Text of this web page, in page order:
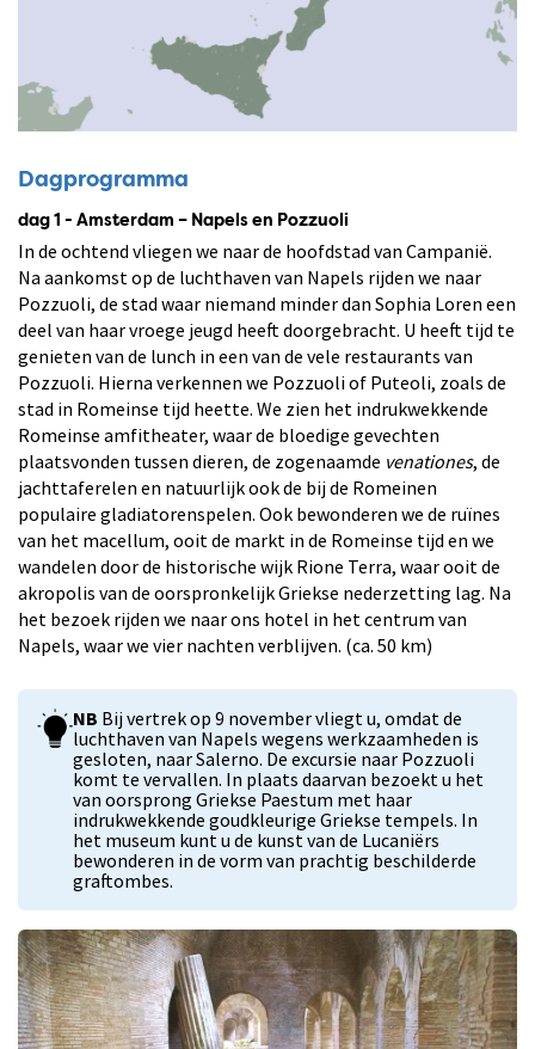
Dagprogramma
dag 1 - Amsterdam – Napels en Pozzuoli
In de ochtend vliegen we naar de hoofdstad van Campanië.
Na aankomst op de luchthaven van Napels rijden we naar
Pozzuoli, de stad waar niemand minder dan Sophia Loren een
deel van haar vroege jeugd heeft doorgebracht. U heeft tijd te
genieten van de lunch in een van de vele restaurants van
Pozzuoli. Hierna verkennen we Pozzuoli of Puteoli, zoals de
stad in Romeinse tijd heette. We zien het indrukwekkende
Romeinse amfitheater, waar de bloedige gevechten
plaatsvonden tussen dieren, de zogenaamde venationes, de
jachttaferelen en natuurlijk ook de bij de Romeinen
populaire gladiatorenspelen. Ook bewonderen we de ruïnes
van het macellum, ooit de markt in de Romeinse tijd en we
wandelen door de historische wijk Rione Terra, waar ooit de
akropolis van de oorspronkelijk Griekse nederzetting lag. Na
het bezoek rijden we naar ons hotel in het centrum van
Napels, waar we vier nachten verblijven. (ca. 50 km)
NB Bij vertrek op 9 november vliegt u, omdat de
luchthaven van Napels wegens werkzaamheden is
gesloten, naar Salerno. De excursie naar Pozzuoli
komt te vervallen. In plaats daarvan bezoekt u het
van oorsprong Griekse Paestum met haar
indrukwekkende goudkleurige Griekse tempels. In
het museum kunt u de kunst van de Lucaniërs
bewonderen in de vorm van prachtig beschilderde
graftombes.